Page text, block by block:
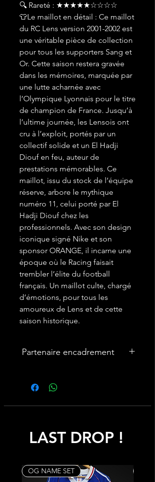
🔍 Rareté : ★★★★★☆☆☆☆
👕Le maillot en détail : Ce maillot
du RC Lens version 2001-2002 est
une véritable pièce de collection
pour tous les supporters Sang et
Or. Cette saison restera gravée
dans les mémoires, marquée par
une lutte acharnée avec
l’Olympique Lyonnais pour le titre
de champion de France. Jusqu’à
l’ultime journée, les Lensois ont
cru à l’exploit, portés par un
collectif solide et un El Hadji
Diouf en feu, auteur de
prestations mémorables. Ce
maillot, issu du stock de l’équipe
réserve, arbore le mythique
numéro 11, celui porté par El
Hadji Diouf chez les
professionnels. Avec son design
iconique signé Nike et son
sponsor ORANGE, il incarne une
époque où le Racing faisait
trembler l’élite du football
français. Un maillot culte, chargé
d’émotions, pour tous les
amoureux de Lens et de cette
saison historique.
Partenaire encadrement
🎨Vous souhaitez encadrer votre
maillot ? Nous avons un partenariat
My Goat propose des cadres pour
maillot de foot personnalisables avec
rapidement et facilement pour un
rendu haut de gamme.
LAST DROP !
OG NAME SET